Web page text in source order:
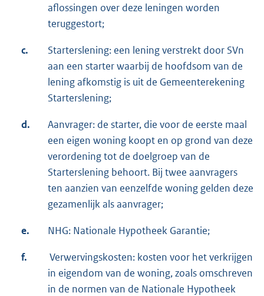
aflossingen over deze leningen worden
teruggestort;
c.
Starterslening: een lening verstrekt door SVn
aan een starter waarbij de hoofdsom van de
lening afkomstig is uit de Gemeenterekening
Starterslening;
d.
Aanvrager: de starter, die voor de eerste maal
een eigen woning koopt en op grond van deze
verordening tot de doelgroep van de
Starterslening behoort. Bij twee aanvragers
ten aanzien van eenzelfde woning gelden deze
gezamenlijk als aanvrager;
e. NHG: Nationale Hypotheek Garantie;
f.
Verwervingskosten: kosten voor het verkrijgen
in eigendom van de woning, zoals omschreven
in de normen van de Nationale Hypotheek